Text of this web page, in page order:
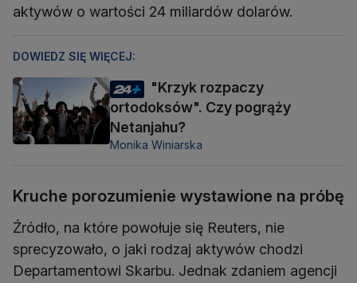
aktywów o wartości 24 miliardów dolarów.
DOWIEDZ SIĘ WIĘCEJ:
"Krzyk rozpaczy
ortodoksów". Czy pogrąży
Netanjahu?
Monika Winiarska
Kruche porozumienie wystawione na próbę
Źródło, na które powołuje się Reuters, nie
sprecyzowało, o jaki rodzaj aktywów chodzi
Departamentowi Skarbu. Jednak zdaniem agencji